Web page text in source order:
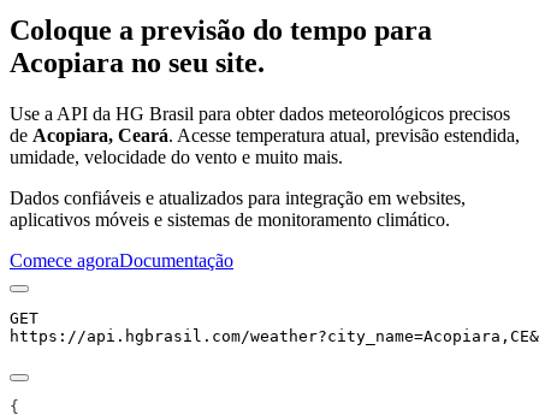
Coloque a previsão do tempo para
Acopiara no seu site.
Use a API da HG Brasil para obter dados meteorológicos precisos
de Acopiara, Ceará. Acesse temperatura atual, previsão estendida,
umidade, velocidade do vento e muito mais.
Dados confiáveis e atualizados para integração em websites,
aplicativos móveis e sistemas de monitoramento climático.
Comece agoraDocumentação
GET
https://api.hgbrasil.com/weather?city_name=Acopiara,CE&